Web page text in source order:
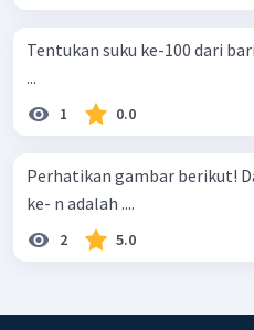
Tentukan suku ke-100 dari barisan di
...
1 0.0
Perhatikan gambar berikut! Dari pola di atas rumus suku
ke- n adalah ....
2 5.0